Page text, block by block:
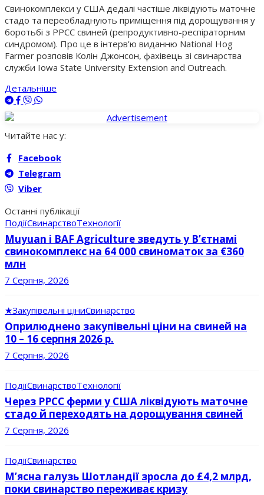
Свинокомплекси у США дедалі частіше ліквідують маточне
стадо та переобладнують приміщення під дорощування у
боротьбі з РРСС свиней (репродуктивно-респіраторним
синдромом). Про це в інтерв’ю виданню National Hog
Farmer розповів Колін Джонсон, фахівець зі свинарства
служби Iowa State University Extension and Outreach.
Детальніше
Читайте нас у:
Facebook
Telegram
Viber
Останні публікації
ПодіїСвинарствоТехнології
Muyuan і BAF Agriculture зведуть у В’єтнамі
свинокомплекс на 64 000 свиноматок за €360
млн
7 Серпня, 2026
★Закупівельні ціниСвинарство
Оприлюднено закупівельні ціни на свиней на
10 – 16 серпня 2026 р.
7 Серпня, 2026
ПодіїСвинарствоТехнології
Через РРСС ферми у США ліквідують маточне
стадо й переходять на дорощування свиней
7 Серпня, 2026
ПодіїСвинарство
М’ясна галузь Шотландії зросла до £4,2 млрд,
поки свинарство переживає кризу